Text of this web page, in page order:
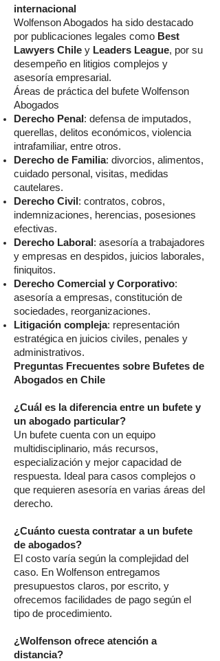
internacional
Wolfenson Abogados ha sido destacado
por publicaciones legales como Best
Lawyers Chile y Leaders League, por su
desempeño en litigios complejos y
asesoría empresarial.
Áreas de práctica del bufete Wolfenson
Abogados
Derecho Penal : defensa de imputados,
querellas, delitos económicos, violencia
intrafamiliar, entre otros.
Derecho de Familia: divorcios, alimentos,
cuidado personal, visitas, medidas
cautelares.
Derecho Civil : contratos, cobros,
indemnizaciones, herencias, posesiones
efectivas.
Derecho Laboral : asesoría a trabajadores
y empresas en despidos, juicios laborales,
finiquitos.
Derecho Comercial y Corporativo:
asesoría a empresas, constitución de
sociedades, reorganizaciones.
Litigación compleja: representación
estratégica en juicios civiles, penales y
administrativos.
Preguntas Frecuentes sobre Bufetes de
Abogados en Chile
¿Cuál es la diferencia entre un bufete y
un abogado particular?
Un bufete cuenta con un equipo
multidisciplinario, más recursos,
especialización y mejor capacidad de
respuesta. Ideal para casos complejos o
que requieren asesoría en varias áreas del
derecho.
¿Cuánto cuesta contratar a un bufete
de abogados?
El costo varía según la complejidad del
caso. En Wolfenson entregamos
presupuestos claros, por escrito, y
ofrecemos facilidades de pago según el
tipo de procedimiento.
¿Wolfenson ofrece atención a
distancia?